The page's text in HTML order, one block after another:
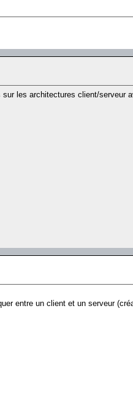
les architectures client/serveur
entre un client et un serveur